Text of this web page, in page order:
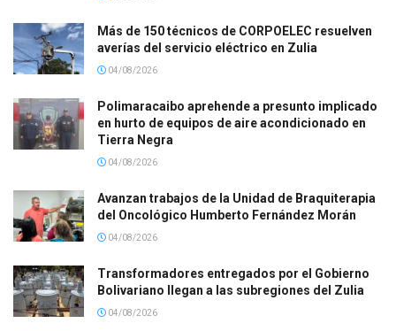
Más de 150 técnicos de CORPOELEC resuelven
averías del servicio eléctrico en Zulia
04/08/2026
Polimaracaibo aprehende a presunto implicado
en hurto de equipos de aire acondicionado en
Tierra Negra
04/08/2026
Avanzan trabajos de la Unidad de Braquiterapia
del Oncológico Humberto Fernández Morán
04/08/2026
Transformadores entregados por el Gobierno
Bolivariano llegan a las subregiones del Zulia
04/08/2026